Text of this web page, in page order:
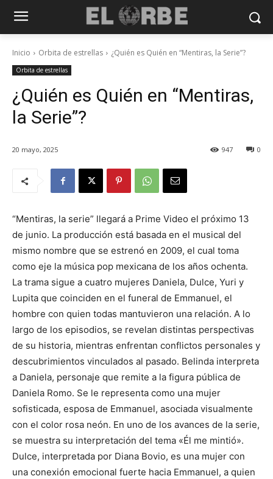
Inicio Orbita de estrellas ¿Quién es Quién en “Mentiras, la Serie”?
Orbita de estrellas
¿Quién es Quién en “Mentiras,
la Serie”?
20 mayo, 2025 0
947
“Mentiras, la serie” llegará a Prime Video el próximo 13
de junio. La producción está basada en el musical del
mismo nombre que se estrenó en 2009, el cual toma
como eje la música pop mexicana de los años ochenta.
La trama sigue a cuatro mujeres Daniela, Dulce, Yuri y
Lupita que coinciden en el funeral de Emmanuel, el
hombre con quien todas mantuvieron una relación. A lo
largo de los episodios, se revelan distintas perspectivas
de su historia, mientras enfrentan conflictos personales y
descubrimientos vinculados al pasado. Belinda interpreta
a Daniela, personaje que remite a la figura pública de
Daniela Romo. Se le representa como una mujer
sofisticada, esposa de Emmanuel, asociada visualmente
con el color rosa neón. En uno de los avances de la serie,
se muestra su interpretación del tema «Él me mintió».
Dulce, interpretada por Diana Bovio, es una mujer con
una conexión emocional fuerte hacia Emmanuel, a quien